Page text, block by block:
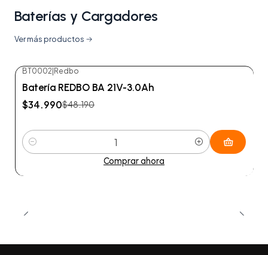
Baterías y Cargadores
Ver más productos
BT0002 Redbo
Batería REDBO BA 21V-3.0Ah
$34.990$48.190
Cantidad
Comprar ahora